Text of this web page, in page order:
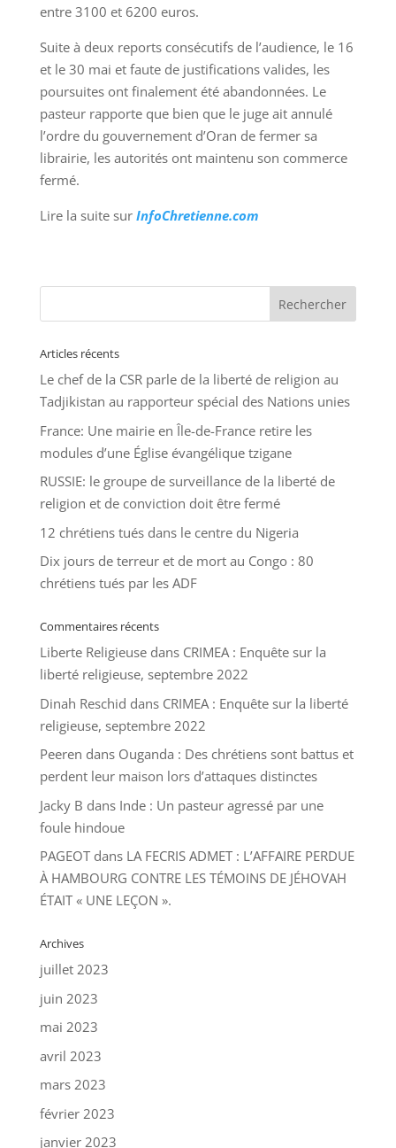
entre 3100 et 6200 euros.
Suite à deux reports consécutifs de l’audience, le 16
et le 30 mai et faute de justifications valides, les
poursuites ont finalement été abandonnées. Le
pasteur rapporte que bien que le juge ait annulé
l’ordre du gouvernement d’Oran de fermer sa
librairie, les autorités ont maintenu son commerce
fermé.
Lire la suite sur InfoChretienne.com
Articles récents
Le chef de la CSR parle de la liberté de religion au
Tadjikistan au rapporteur spécial des Nations unies
France: Une mairie en Île-de-France retire les
modules d’une Église évangélique tzigane
RUSSIE: le groupe de surveillance de la liberté de
religion et de conviction doit être fermé
12 chrétiens tués dans le centre du Nigeria
Dix jours de terreur et de mort au Congo : 80
chrétiens tués par les ADF
Commentaires récents
Liberte Religieusedans CRIMEA : Enquête sur la
liberté religieuse, septembre 2022
Dinah Reschid dans CRIMEA : Enquête sur la liberté
religieuse, septembre 2022
Peeren dans Ouganda : Des chrétiens sont battus et
perdent leur maison lors d’attaques distinctes
Jacky B dans Inde : Un pasteur agressé par une
foule hindoue
PAGEOTdans LA FECRIS ADMET : L’AFFAIRE PERDUE
À HAMBOURG CONTRE LES TÉMOINS DE JÉHOVAH
ÉTAIT « UNE LEÇON ».
Archives
juillet 2023
juin 2023
mai 2023
avril 2023
mars 2023
février 2023
janvier 2023